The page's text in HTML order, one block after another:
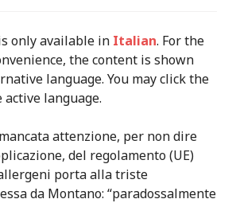
only available in Italian. For the
the content is shown
language. You may click the
language.
attenzione, per non dire
del regolamento (UE)
porta alla triste
da Montano: “paradossalmente